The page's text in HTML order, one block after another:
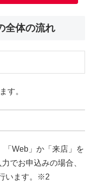
全体の流れ
す。
「Web」か「来店」を
でお申込みの場合、
います。※2